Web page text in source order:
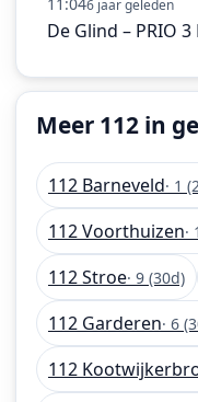
6 jaar geleden
De Glind – PRIO
Meer 112 in
112 Barneveld· 1
112 Voorthuizen·
112 Stroe· 9 (30d)
112 Garderen· 6
112